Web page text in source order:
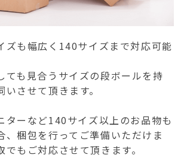
ズも幅広く140サイズまで対応可能
ても見合うサイズの段ボールを持
させて頂きます。
ーなど140サイズ以上のお品物も
、梱包を行ってご準備いただけま
でもご対応させて頂きます。